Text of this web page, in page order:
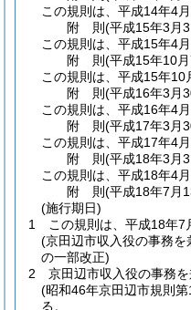
この規則は、平成14年4
附 則(平成15年3月
この規則は、平成15年4
附 則(平成15年10
この規則は、平成15年10
附 則(平成16年3月
この規則は、平成16年4
附 則(平成17年3月
この規則は、平成17年4
附 則(平成18年3月
この規則は、平成18年4
附 則(平成18年7月
(施行期日)
1
この規則は、平成18年7
(京田辺市収入役の事務を
の一部改正)
2
京田辺市収入役の事務
(昭和46年京田辺市規則第
る。